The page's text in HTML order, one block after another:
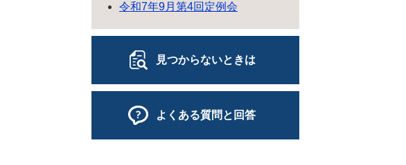
令和7年9月第4回定例会
見つからないときは
よくある質問と回答